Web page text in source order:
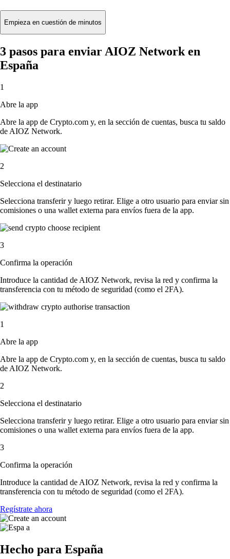
Empieza en cuestión de minutos
3 pasos para enviar AIOZ Network en
España
1
Abre la app
Abre la app de Crypto.com y, en la sección de cuentas, busca tu saldo
de AIOZ Network.
2
Selecciona el destinatario
Selecciona transferir y luego retirar. Elige a otro usuario para enviar sin
comisiones o una wallet externa para envíos fuera de la app.
3
Confirma la operación
Introduce la cantidad de AIOZ Network, revisa la red y confirma la
transferencia con tu método de seguridad (como el 2FA).
1
Abre la app
Abre la app de Crypto.com y, en la sección de cuentas, busca tu saldo
de AIOZ Network.
2
Selecciona el destinatario
Selecciona transferir y luego retirar. Elige a otro usuario para enviar sin
comisiones o una wallet externa para envíos fuera de la app.
3
Confirma la operación
Introduce la cantidad de AIOZ Network, revisa la red y confirma la
transferencia con tu método de seguridad (como el 2FA).
Regístrate ahora
Hecho para España